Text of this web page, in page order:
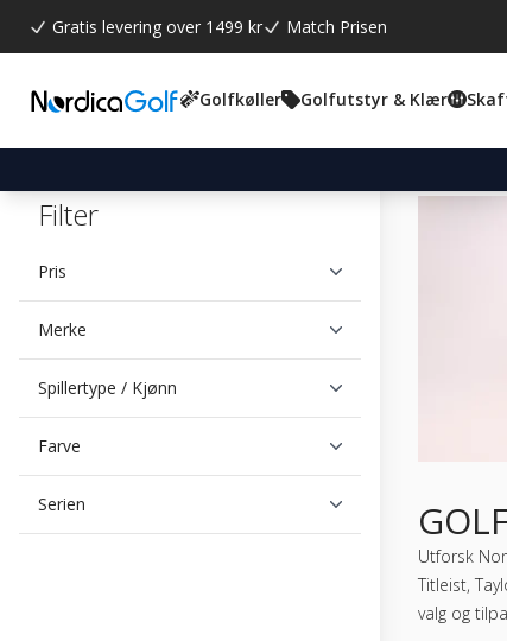
Gratis levering over 1499 kr Match Prisen
Golfkøller Golfutstyr & Klær
Filter
Pris
Merke
Spillertype / Kjønn
Farve
Serien
Utforsk
Titleist,
valg og